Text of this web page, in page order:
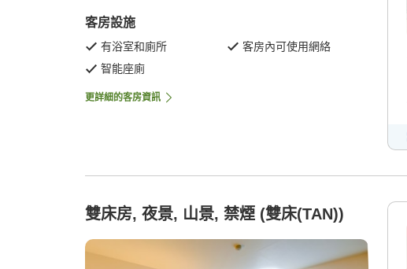
客房設施
有浴室和廁所
客房內可使用網絡
智能座廁
更詳細的客房資訊
雙床房, 夜景, 山景, 禁煙 (雙床(TAN))